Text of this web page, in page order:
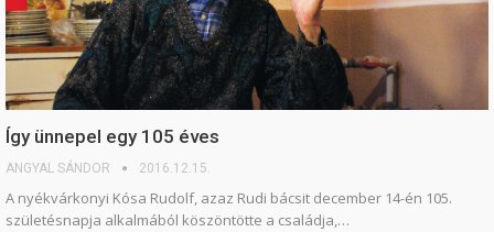
Így ünnepel egy 105 éves
ANGYAL SÁNDOR 2016.12.15.
A nyékvárkonyi Kósa Rudolf, azaz Rudi bácsit december 14-én 105.
születésnapja alkalmából köszöntötte a családja,…